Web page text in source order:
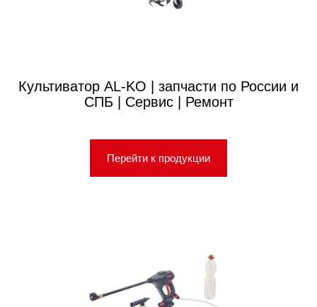
Культиватор AL-KO | запчасти по России и
СПБ | Сервис | Ремонт
Перейти к продукции